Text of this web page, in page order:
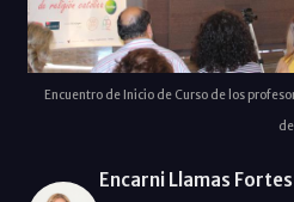
Encuentro de Inicio de Curso de los
Encarni Llamas Fortes